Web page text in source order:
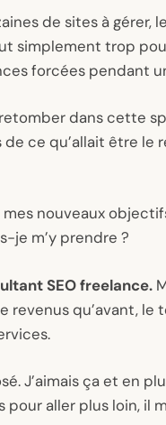
de sites à
simplement trop
forcées pendant
dans cette
ce qu’allait être le
nouveaux
je m’y prendre ?
SEO freelance.
revenus qu’avant,
J’aimais ça et en
pour aller plus loin, il